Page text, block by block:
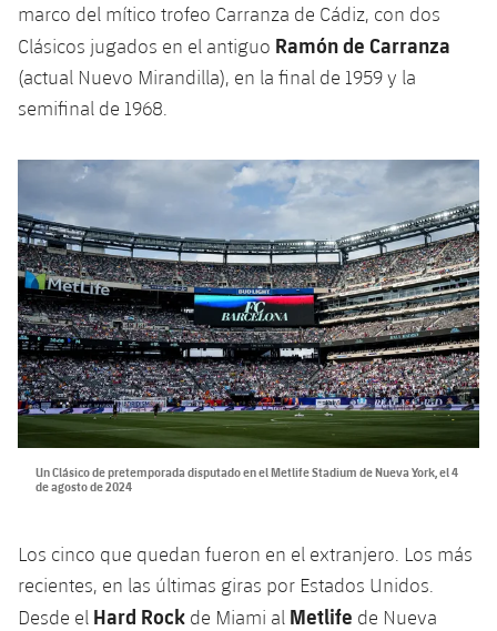
marco del mítico trofeo Carranza de Cádiz, con dos
Clásicos jugados en el antiguo Ramón de Carranza
(actual Nuevo Mirandilla), en la final de 1959 y la
semifinal de 1968.
Un Clásico de pretemporada disputado en el Metlife Stadium de Nueva York, el 4
de agosto de 2024
Los cinco que quedan fueron en el extranjero. Los más
recientes, en las últimas giras por Estados Unidos.
Desde el Hard Rock de Miami al Metlife de Nueva